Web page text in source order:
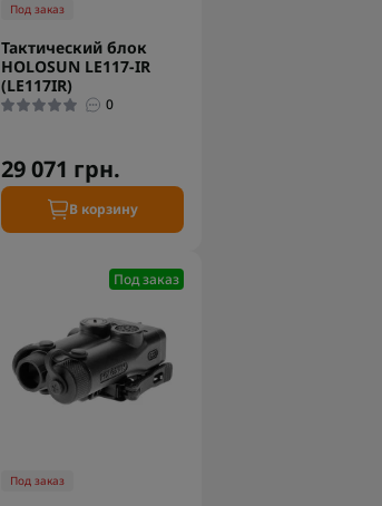
Под заказ
Тактический блок
HOLOSUN LE117-IR
(LE117IR)
0
29 071 грн.
В корзину
Под заказ
Под заказ